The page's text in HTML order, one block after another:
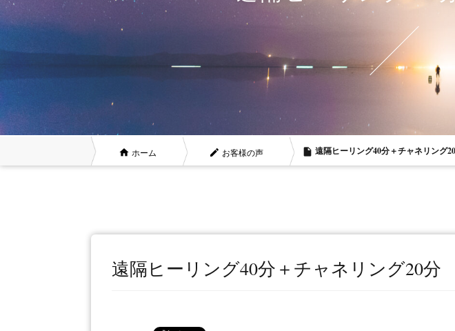
スタッフ紹介
ホメオパシー＆フラワーエッセン
健康相談カウンセリング
home ホーム mode_edit お客様の声 insert_drive_file 遠隔ヒーリング40分＋チャネリング
遠隔ヒーリング40分＋チャネリング20分